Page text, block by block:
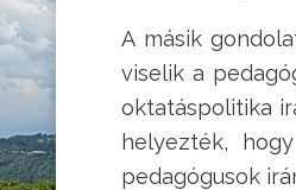
A másik
viselik a
oktatáspolitika
helyezték,
pedagógusok